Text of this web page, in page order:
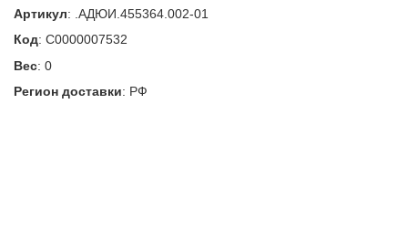
Артикул: .АДЮИ.455364.002-01
Код: С0000007532
Вес: 0
Регион доставки: РФ